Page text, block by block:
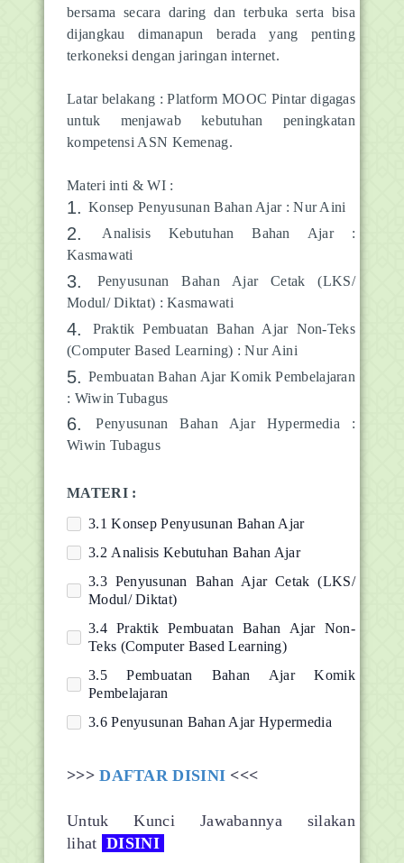
bersama secara daring dan terbuka serta bisa
dijangkau dimanapun berada yang penting
terkoneksi dengan jaringan internet.
Latar belakang : Platform MOOC Pintar digagas
untuk menjawab kebutuhan peningkatan
kompetensi ASN Kemenag.
Materi inti & WI :
Konsep Penyusunan Bahan Ajar : Nur Aini
Analisis Kebutuhan Bahan Ajar :
Kasmawati
Penyusunan Bahan Ajar Cetak (LKS/
Modul/ Diktat) : Kasmawati
Praktik Pembuatan Bahan Ajar Non-Teks
(Computer Based Learning) : Nur Aini
Pembuatan Bahan Ajar Komik Pembelajaran
: Wiwin Tubagus
Penyusunan Bahan Ajar Hypermedia :
Wiwin Tubagus
MATERI :
3.1 Konsep Penyusunan Bahan Ajar
3.2 Analisis Kebutuhan Bahan Ajar
3.3 Penyusunan Bahan Ajar Cetak (LKS/
Modul/ Diktat)
3.4 Praktik Pembuatan Bahan Ajar Non-
Teks (Computer Based Learning)
3.5 Pembuatan Bahan Ajar Komik
Pembelajaran
3.6 Penyusunan Bahan Ajar Hypermedia
>>>DAFTAR DISINI <<<
Untuk Kunci Jawabannya silakan
lihat DISINI